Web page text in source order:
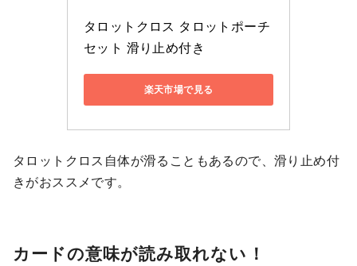
タロットクロス タロットポーチ
セット 滑り止め付き
楽天市場で見る
タロットクロス自体が滑ることもあるので、滑り止め付
きがおススメです。
カードの意味が読み取れない！